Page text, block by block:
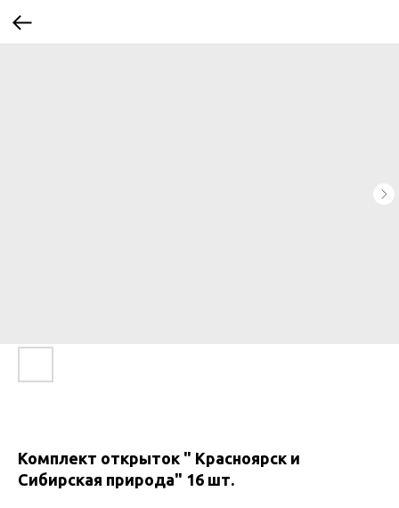
Комплект открыток " Красноярск и
Сибирская природа" 16 шт.